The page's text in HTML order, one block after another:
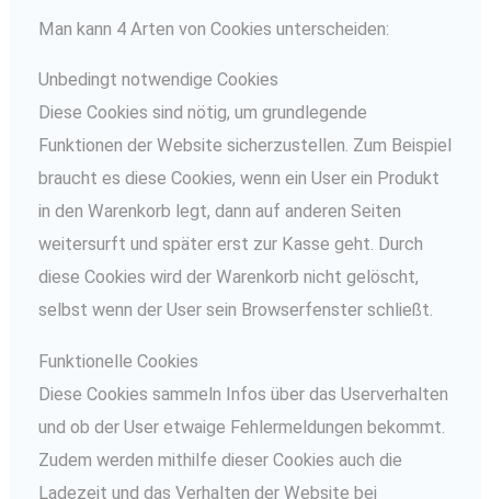
Man kann 4 Arten von Cookies unterscheiden:
Unbedingt notwendige Cookies
Diese Cookies sind nötig, um grundlegende
Funktionen der Website sicherzustellen. Zum Beispiel
braucht es diese Cookies, wenn ein User ein Produkt
in den Warenkorb legt, dann auf anderen Seiten
weitersurft und später erst zur Kasse geht. Durch
diese Cookies wird der Warenkorb nicht gelöscht,
selbst wenn der User sein Browserfenster schließt.
Funktionelle Cookies
Diese Cookies sammeln Infos über das Userverhalten
und ob der User etwaige Fehlermeldungen bekommt.
Zudem werden mithilfe dieser Cookies auch die
Ladezeit und das Verhalten der Website bei